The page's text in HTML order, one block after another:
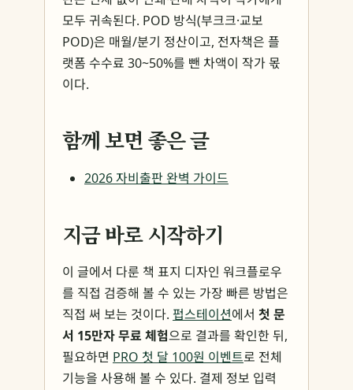
모두 귀속된다. POD 방식(부크크·교보
POD)은 매월/분기 정산이고, 전자책은 플
랫폼 수수료 30~50%를 뺀 차액이 작가 몫
이다.
함께 보면 좋은 글
2026 자비출판 완벽 가이드
지금 바로 시작하기
이 글에서 다룬 책 표지 디자인 워크플로우
를 직접 검증해 볼 수 있는 가장 빠른 방법은
직접 써 보는 것이다. 펍스테이션에서 첫 문
서 15만자 무료 체험으로 결과를 확인한 뒤,
필요하면 PRO 첫 달 100원 이벤트로 전체
기능을 사용해 볼 수 있다. 결제 정보 입력